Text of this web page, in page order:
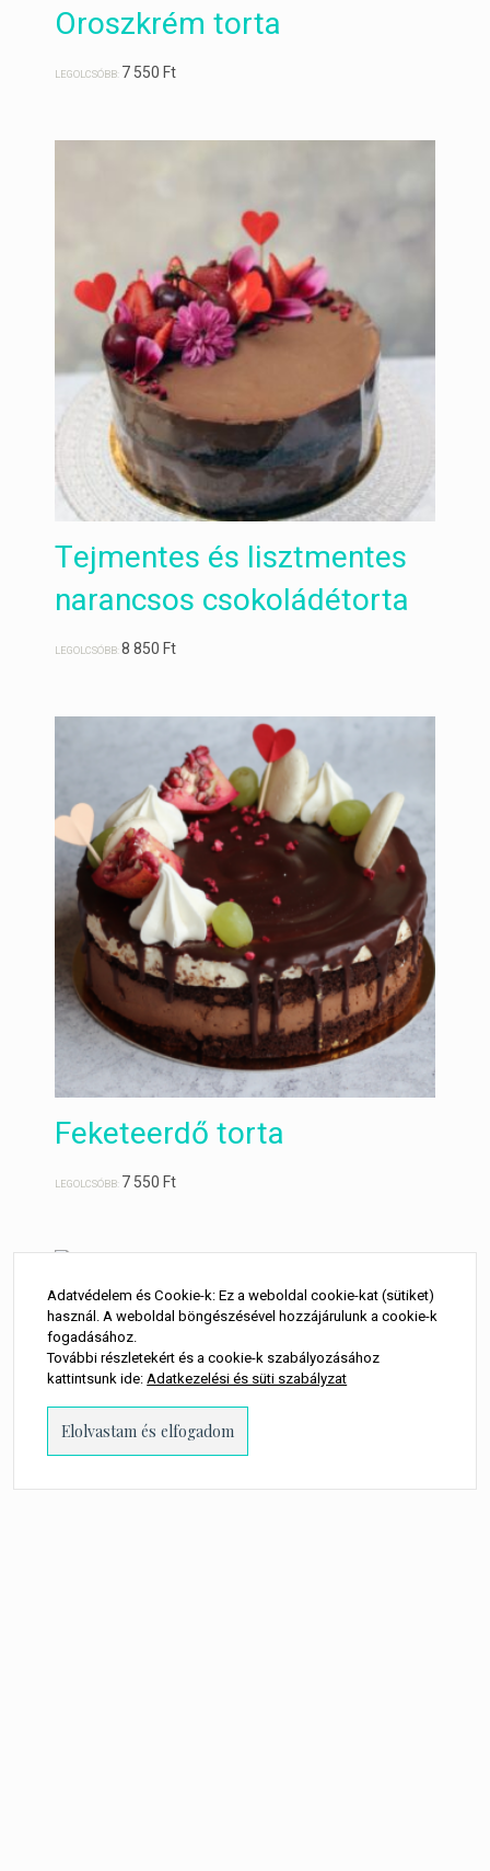
Oroszkrém torta
LEGOLCSÓBB: 7 550Ft
Tejmentes és lisztmentes
narancsos csokoládétorta
LEGOLCSÓBB:8 850Ft
Feketeerdő torta
LEGOLCSÓBB: 7 550Ft
Málnás mascarponekrémes
torta
LEGOLCSÓBB:7 550Ft
Adatvédelem és Cookie-k: Ez a weboldal cookie-kat (sütiket)
használ. A weboldal böngészésével hozzájárulunk a cookie-k
fogadásához.
További részletekért és a cookie-k szabályozásához
kattintsunk ide:Adatkezelési és süti szabályzat